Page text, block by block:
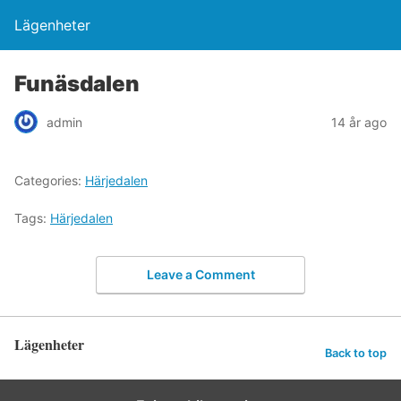
Lägenheter
Funäsdalen
admin 14 år ago
Categories: Härjedalen
Tags: Härjedalen
Leave a Comment
Lägenheter Back to top